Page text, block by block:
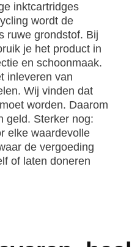
inktcartridges
wordt de
ruwe grondstof. Bij
je het product in
en schoonmaak.
inleveren van
Wij vinden dat
worden. Daarom
geld. Sterker nog:
elke waardevolle
de vergoeding
of laten doneren